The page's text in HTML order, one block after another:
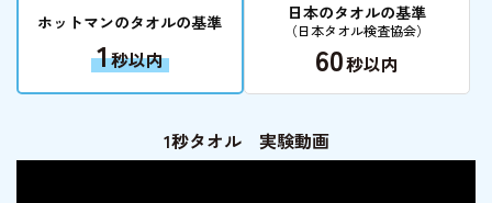
ホットマンのタオルの基準
1秒以内
日本のタオルの基準
（日本タオル検査協会）
60秒以内
1秒タオル 実験動画